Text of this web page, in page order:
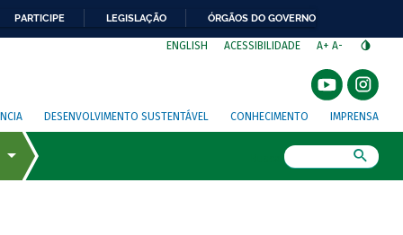
PARTICIPE LEGISLAÇÃO ÓRGÃOS DO GOVERNO
ENGLISH ACESSIBILIDADE A+ A-
DESENVOLVIMENTO SUSTENTÁVEL CONHECIMENTO IMPRENSA